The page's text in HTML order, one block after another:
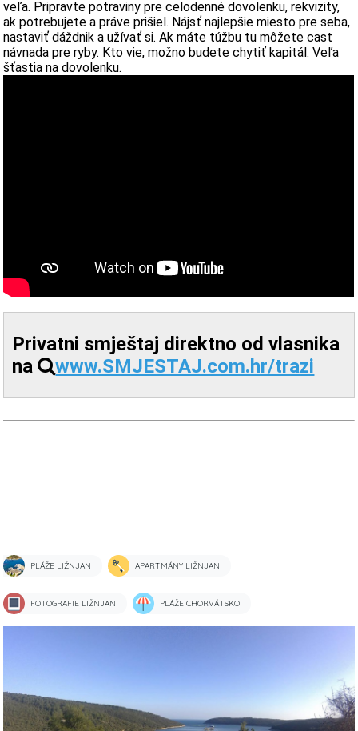
veľa. Pripravte potraviny pre celodenné dovolenku, rekvizity,
ak potrebujete a práve prišiel. Nájsť najlepšie miesto pre seba,
nastaviť dáždnik a užívať si. Ak máte túžbu tu môžete cast
návnada pre ryby. Kto vie, možno budete chytiť kapitál. Veľa
šťastia na dovolenku.
Privatni smještaj direktno od vlasnika
na
www.SMJESTAJ.com.hr/trazi
PLÁŽE LIŽNJAN APARTMÁNY LIŽNJAN
FOTOGRAFIE LIŽNJAN PLÁŽE CHORVÁTSKO